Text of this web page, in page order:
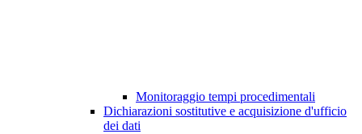
Monitoraggio tempi procedimentali
Dichiarazioni sostitutive e acquisizione d'ufficio
dei dati